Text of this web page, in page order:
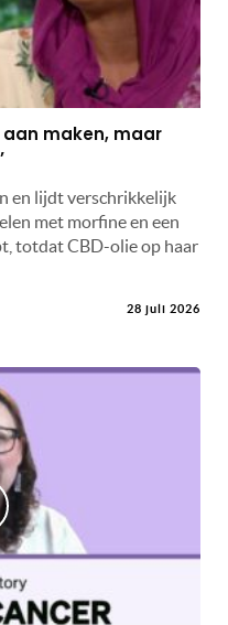
aan maken, maar
en lijdt verschrikkelijk
met morfine en een
totdat CBD-olie op haar
28 juli 2026